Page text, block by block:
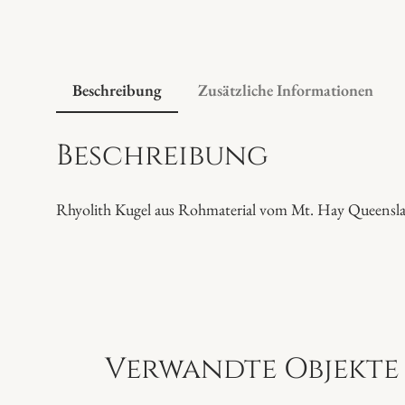
Beschreibung Zusätzliche Informationen
Beschreibung
Rhyolith Kugel aus Rohmaterial vom Mt. Hay
Verwandte Objekte